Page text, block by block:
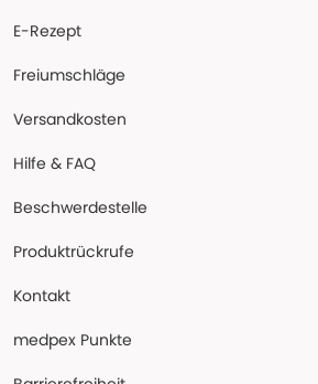
E-Rezept
Freiumschläge
Versandkosten
Hilfe & FAQ
Beschwerdestelle
Produktrückrufe
Kontakt
medpex Punkte